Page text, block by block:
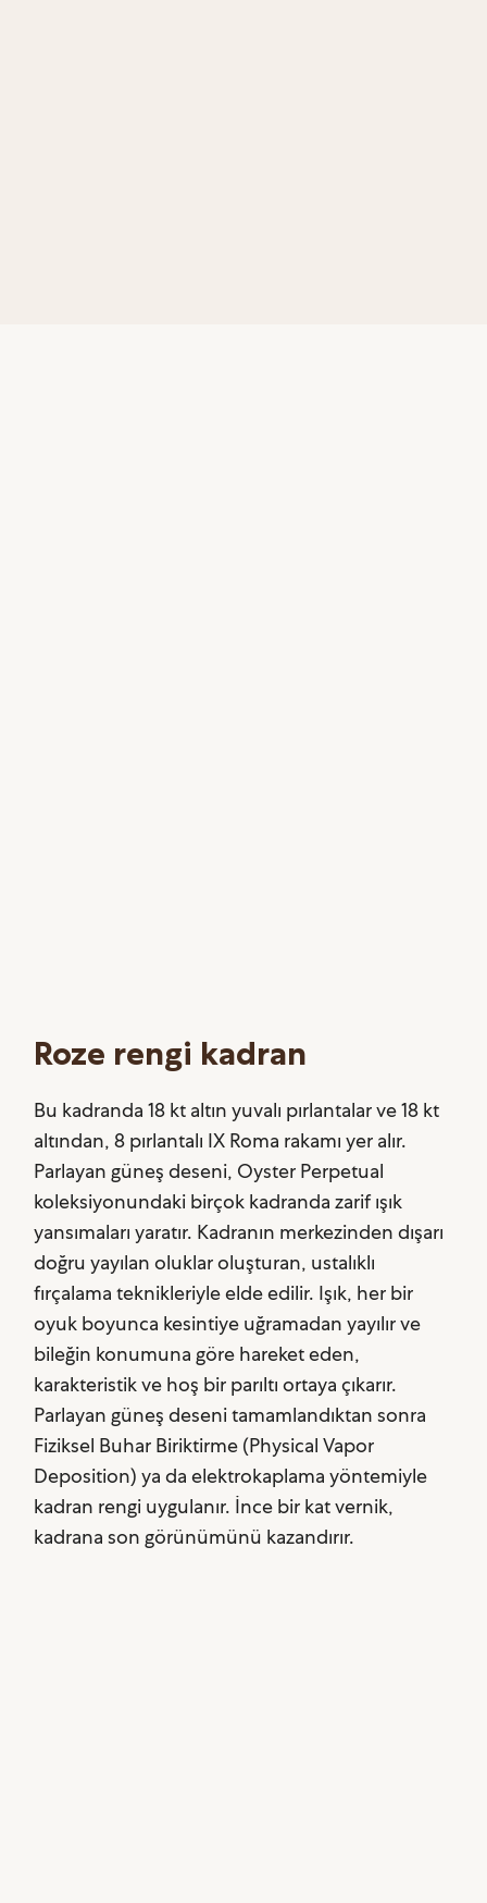
Roze rengi kadran
Bu kadranda 18 kt altın yuvalı pırlantalar ve 18 kt
altından, 8 pırlantalı IX Roma rakamı yer alır.
Parlayan güneş deseni, Oyster Perpetual
koleksiyonundaki birçok kadranda zarif ışık
yansımaları yaratır. Kadranın merkezinden dışarı
doğru yayılan oluklar oluşturan, ustalıklı
fırçalama teknikleriyle elde edilir. Işık, her bir
oyuk boyunca kesintiye uğramadan yayılır ve
bileğin konumuna göre hareket eden,
karakteristik ve hoş bir parıltı ortaya çıkarır.
Parlayan güneş deseni tamamlandıktan sonra
Fiziksel Buhar Biriktirme (Physical Vapor
Deposition) ya da elektrokaplama yöntemiyle
kadran rengi uygulanır. İnce bir kat vernik,
kadrana son görünümünü kazandırır.